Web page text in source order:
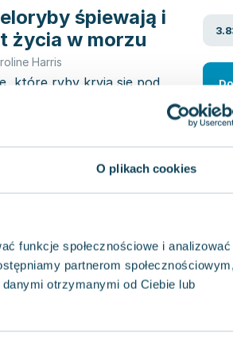
O plikach cookies
funkcje społecznościowe i analizować
partnerom społecznościowym,
otrzymanymi od Ciebie lub
śpiewają i
życia w morzu
Harris
które ryby kryją się pod
,Caroline Harris
Dlaczego kraby
książka wprowadzi młodych